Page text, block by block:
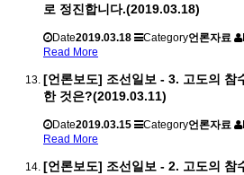
로 정진합니다.(2019.03.18)
Date2019.03.18 Category언론자료
Read More
[언론보도] 조선일보 - 3. 고도의 참
한 것은?(2019.03.11)
Date2019.03.15 Category언론자료
Read More
[언론보도] 조선일보 - 2. 고도의 참